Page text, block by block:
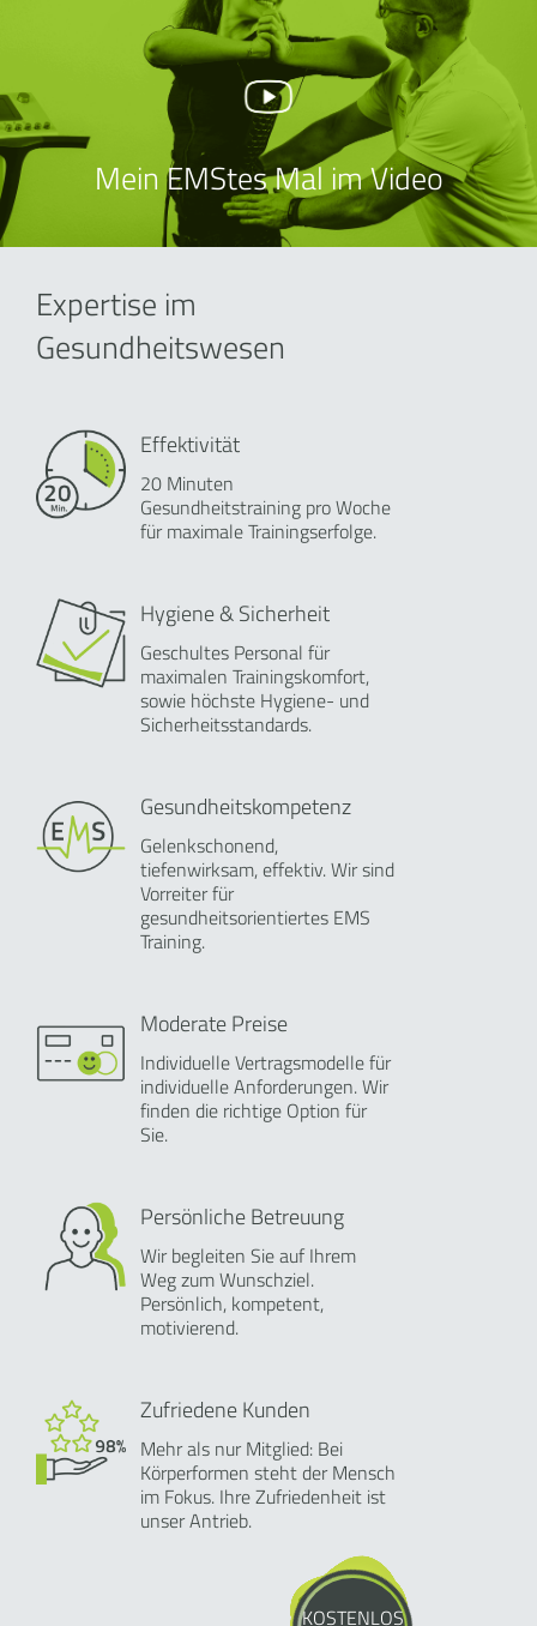
Mein EMStes Mal im Video
Expertise im
Gesundheitswesen
Effektivität
20 Minuten
Gesundheitstraining pro Woche
für maximale Trainingserfolge.
Hygiene & Sicherheit
Geschultes Personal für
maximalen Trainingskomfort,
sowie höchste Hygiene- und
Sicherheitsstandards.
Gesundheitskompetenz
Gelenkschonend,
tiefenwirksam, effektiv. Wir sind
Vorreiter für
gesundheitsorientiertes EMS
Training.
Moderate Preise
Individuelle Vertragsmodelle für
individuelle Anforderungen. Wir
finden die richtige Option für
Sie.
Persönliche Betreuung
Wir begleiten Sie auf Ihrem
Weg zum Wunschziel.
Persönlich, kompetent,
motivierend.
Zufriedene Kunden
Mehr als nur Mitglied: Bei
Körperformen steht der Mensch
im Fokus. Ihre Zufriedenheit ist
unser Antrieb.
KOSTENLOS